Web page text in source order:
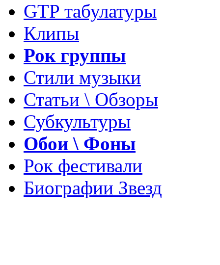
GTP табулатуры
Клипы
Рок группы
Стили музыки
Статьи \ Обзоры
Субкультуры
Обои \ Фоны
Рок фестивали
Биографии Звезд